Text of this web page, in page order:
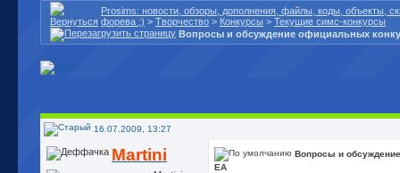
Prosims: новости, обзоры, дополнения, файлы, коды, объекты,
форева ;) > Творчество > Конкурсы > Текущие симс-конкурсы
Вопросы и обсуждение официальных
16.07.2009, 13:27
Martini
Вопросы и
EA